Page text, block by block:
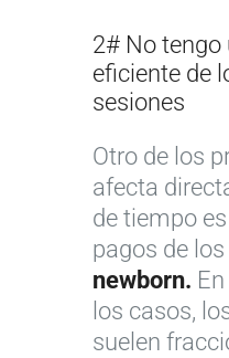
2# No tengo
eficiente de
sesiones
Otro de los
afecta
de tiempo
pagos de los
newborn.
los casos,
suelen